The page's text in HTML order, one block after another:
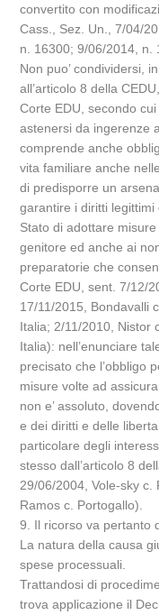
convertito con
Cass., Sez. Un., 7/04/
n. 16300; 9/06/2014, n.
Non puo’ condividersi,
all’articolo 8 della
Corte EDU, secondo
astenersi da ingerenze
comprende anche
vita familiare anche
di predisporre un
garantire i diritti
Stato di adottare
genitore ed anche ai
preparatorie che
Corte EDU, sent. 7/12/
17/11/2015, Bondavalli
Italia; 2/11/2010, Nistor
Italia): nell’enunciare
precisato che l’obbligo
misure volte ad
non e’ assoluto,
e dei diritti e delle
particolare degli
stesso dall’articolo 8
29/06/2004, Vole-sky c.
Ramos c. Portogallo).
9. Il ricorso va pertanto
La natura della causa
spese processuali.
Trattandosi di
trova applicazione il